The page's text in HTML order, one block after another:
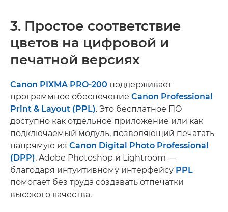
3. Простое соответствие
цветов на цифровой и
печатной версиях
Canon PIXMA PRO-200 поддерживает
программное обеспечение Canon Professional
Print & Layout (PPL). Это бесплатное ПО
доступно как отдельное приложение или как
подключаемый модуль, позволяющий печатать
напрямую из Canon Digital Photo Professional
(DPP), Adobe Photoshop и Lightroom —
благодаря интуитивному интерфейсу PPL
помогает без труда создавать отпечатки
высокого качества.